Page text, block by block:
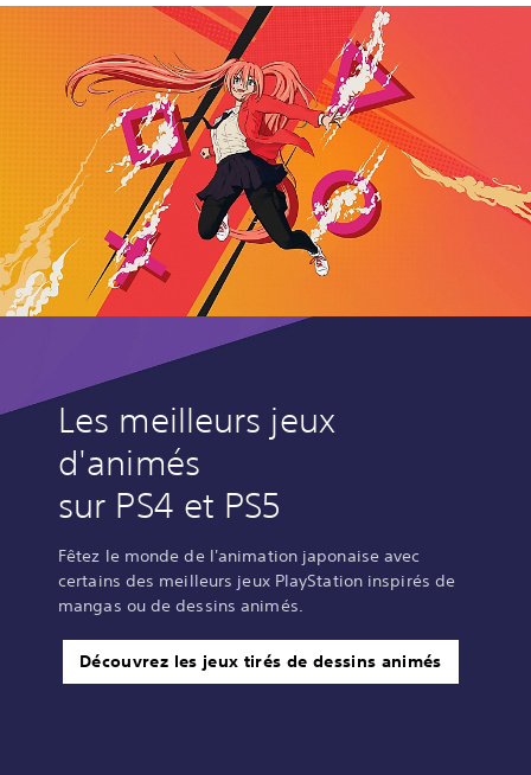
Les meilleurs jeux
d'animés
sur PS4 et PS5
Fêtez le monde de l'animation japonaise avec
certains des meilleurs jeux PlayStation inspirés de
mangas ou de dessins animés.
Découvrez les jeux tirés de dessins animés